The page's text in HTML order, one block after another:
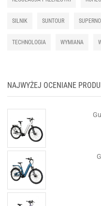
SILNIK SUNTOUR
TECHNOLOGIA WYMIANA
NAJWYŻEJ OCENIANE